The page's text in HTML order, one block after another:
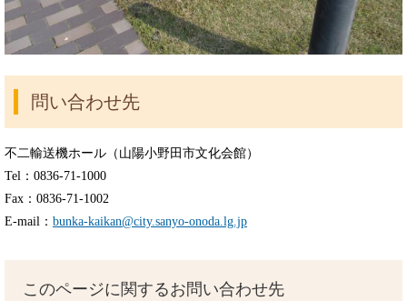
問い合わせ先
不二輸送機ホール（山陽小野田市文化会館）
Tel：0836-71-1000
Fax：0836-71-1002
E-mail： bunka-kaikan@city.sanyo-onoda.lg.jp
このページに関するお問い合わせ先